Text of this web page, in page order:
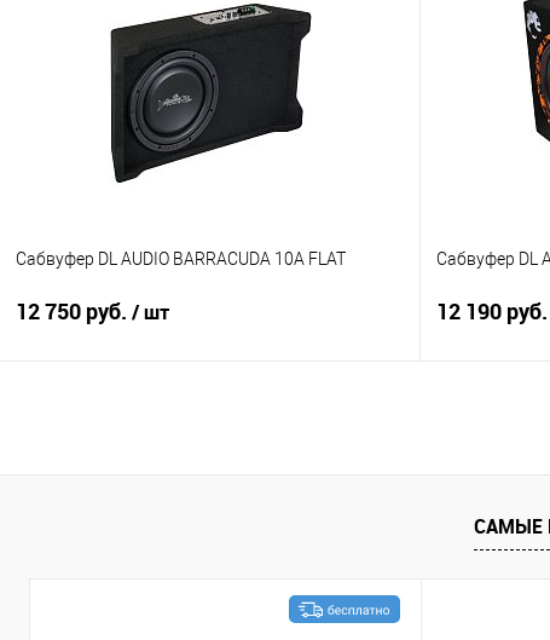
В избранное Сравнение
Сабвуфер DL AUDIO BARRACUDA 10A FLAT
12 750 руб. / шт
Сравнение В избранное
Сабвуфер DL
12 190 руб.
Сравнение
САМЫЕ